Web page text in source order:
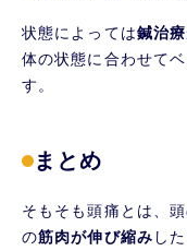
状態によっては鍼治療
体の状態に合わせて
す。
まとめ
そもそも頭痛とは、
の筋肉が伸び縮み し